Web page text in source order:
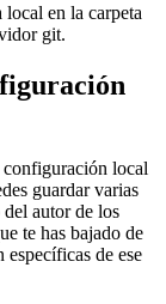
en la carpeta
git.
local
guardar varias
autor de los
te has bajado de
de ese